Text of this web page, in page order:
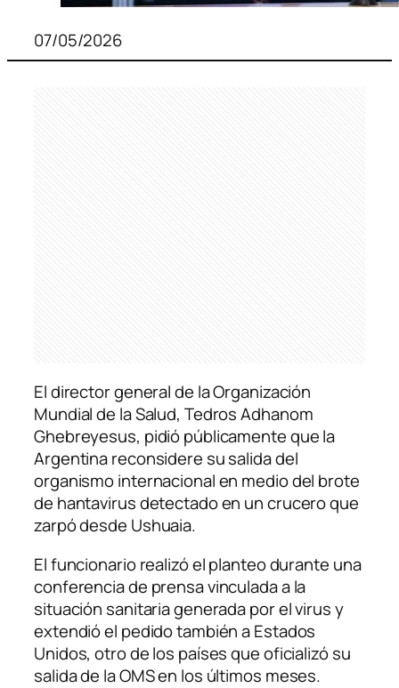
07/05/2026
El director general de la Organización
Mundial de la Salud, Tedros Adhanom
Ghebreyesus, pidió públicamente que la
Argentina reconsidere su salida del
organismo internacional en medio del brote
de hantavirus detectado en un crucero que
zarpó desde Ushuaia.
El funcionario realizó el planteo durante una
conferencia de prensa vinculada a la
situación sanitaria generada por el virus y
extendió el pedido también a Estados
Unidos, otro de los países que oficializó su
salida de la OMS en los últimos meses.